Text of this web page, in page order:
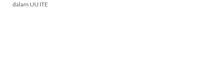
dalam UU ITE